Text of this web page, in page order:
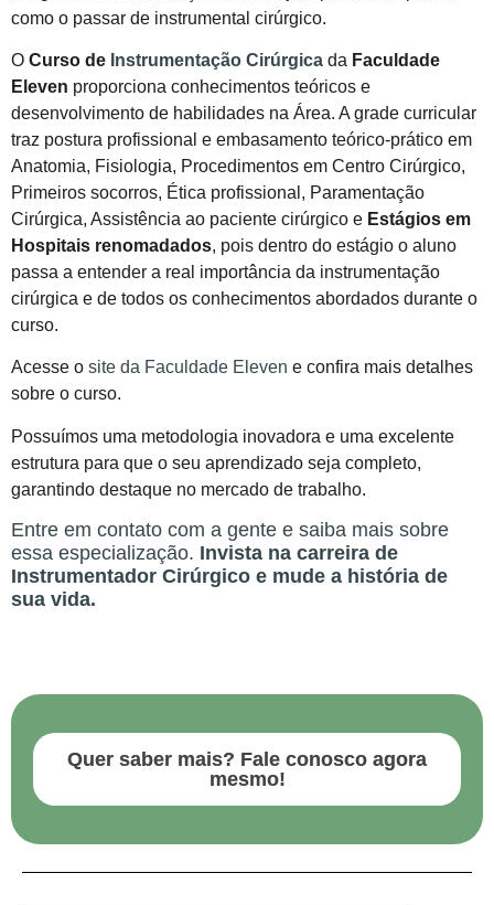
como o passar de instrumental cirúrgico.
O Curso de Instrumentação Cirúrgica da Faculdade
Eleven proporciona conhecimentos teóricos e
desenvolvimento de habilidades na Área. A grade curricular
traz postura profissional e embasamento teórico-prático em
Anatomia, Fisiologia, Procedimentos em Centro Cirúrgico,
Primeiros socorros, Ética profissional, Paramentação
Cirúrgica, Assistência ao paciente cirúrgico e Estágios em
Hospitais renomadados, pois dentro do estágio o aluno
passa a entender a real importância da instrumentação
cirúrgica e de todos os conhecimentos abordados durante o
curso.
Acesse o site da Faculdade Eleven e confira mais detalhes
sobre o curso.
Possuímos uma metodologia inovadora e uma excelente
estrutura para que o seu aprendizado seja completo,
garantindo destaque no mercado de trabalho.
Entre em contato com a gente e saiba mais sobre
essa especialização. Invista na carreira de
Instrumentador Cirúrgico e mude a história de
sua vida.
Quer saber mais? Fale conosco agora
mesmo!